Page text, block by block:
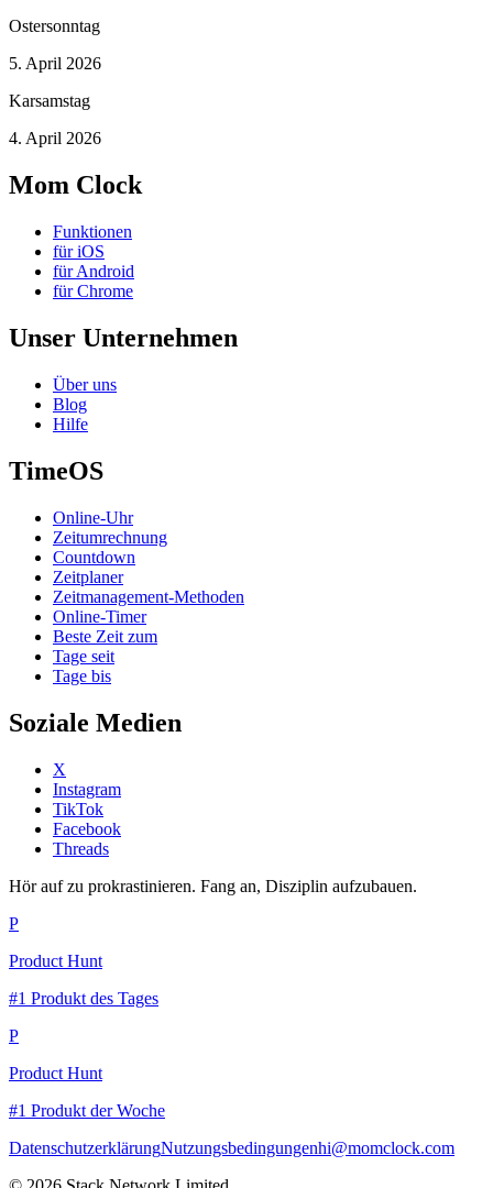
Ostersonntag
5. April 2026
Karsamstag
4. April 2026
Mom Clock
Funktionen
für iOS
für Android
für Chrome
Unser Unternehmen
Über uns
Blog
Hilfe
TimeOS
Online-Uhr
Zeitumrechnung
Countdown
Zeitplaner
Zeitmanagement-Methoden
Online-Timer
Beste Zeit zum
Tage seit
Tage bis
Soziale Medien
X
Instagram
TikTok
Facebook
Threads
Hör auf zu prokrastinieren. Fang an, Disziplin aufzubauen.
P
Product Hunt
#1 Produkt des Tages
P
Product Hunt
#1 Produkt der Woche
DatenschutzerklärungNutzungsbedingungenhi@momclock.com